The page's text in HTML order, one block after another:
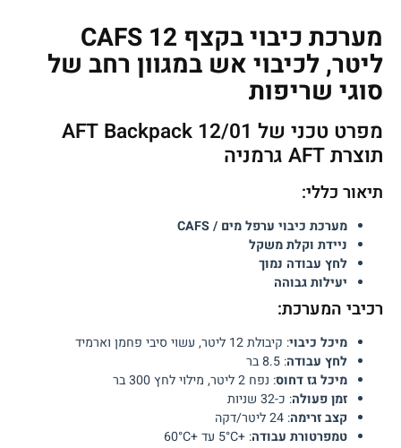
מערכת כיבוי בקצף CAFS 12
ליטר, לכיבוי אש במגוון רחב של
סוגי שריפות
מפרט טכני של AFT Backpack 12/01
תוצרת AFT גרמניה
תיאור כללי:
מערכת כיבוי ערפל מים / CAFS
ניידת וקלת משקל
לחץ עבודה נמוך
יעילות גבוהה
רכיבי המערכת:
מיכל כיבוי: קיבולת 12 ליטר, עשוי סיבי פחמן וארמיד
לחץ עבודה: 8.5 בר
מיכל גז דחוס: נפח 2 ליטר, מילוי לחץ 300 בר
זמן פעולה: כ-32 שניות
קצב זרימה: 24 ליטר/דקה
טמפרטורת עבודה: +5°C עד +60°C